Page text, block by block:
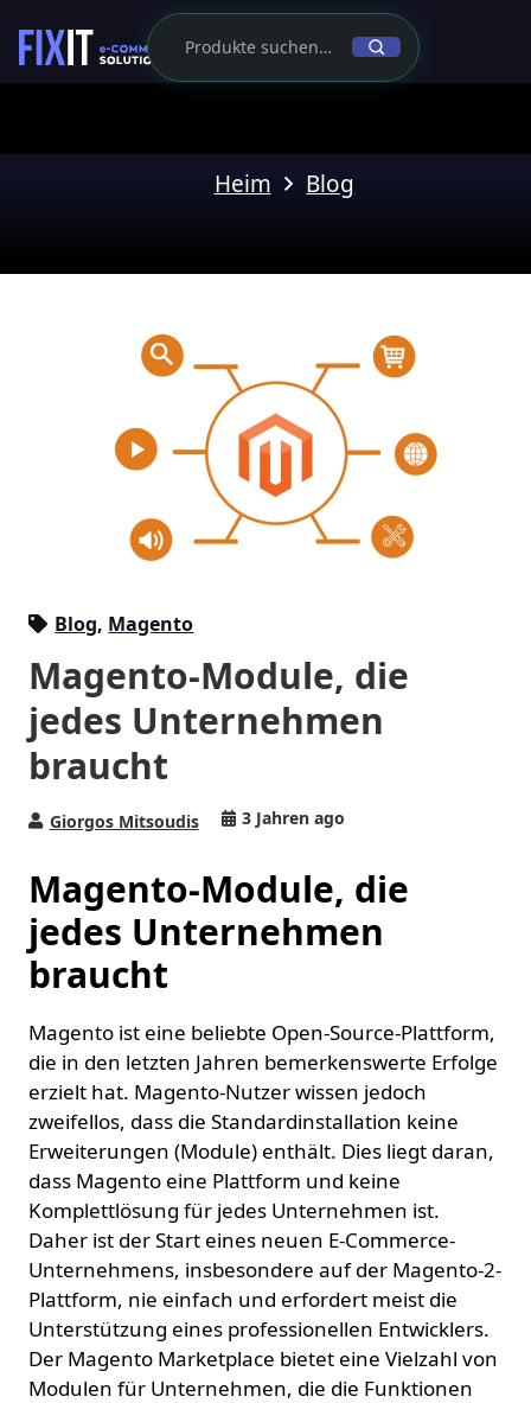
Heim Blog
Blog, Magento
Magento-Module, die
jedes Unternehmen
braucht
Giorgos Mitsoudis 3 Jahren ago
Magento-Module, die
jedes Unternehmen
braucht
Magento ist eine beliebte Open-Source-Plattform,
die in den letzten Jahren bemerkenswerte Erfolge
erzielt hat. Magento-Nutzer wissen jedoch
zweifellos, dass die Standardinstallation keine
Erweiterungen (Module) enthält. Dies liegt daran,
dass Magento eine Plattform und keine
Komplettlösung für jedes Unternehmen ist.
Daher ist der Start eines neuen E-Commerce-
Unternehmens, insbesondere auf der Magento-2-
Plattform, nie einfach und erfordert meist die
Unterstützung eines professionellen Entwicklers.
Der Magento Marketplace bietet eine Vielzahl von
Modulen für Unternehmen, die die Funktionen